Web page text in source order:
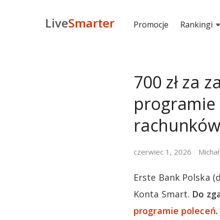
LiveSmarter Promocje Rankingi
700 zł za
programie
czerwiec 1, 2026 Michał
Erste Bank Polska
Konta Smart. Do
programie poleceń